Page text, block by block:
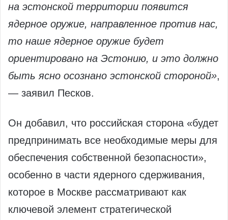
на эстонской территории появится
ядерное оружие, направленное против нас,
то наше ядерное оружие будет
ориентировано на Эстонию, и это должно
быть ясно осознано эстонской стороной»,
— заявил Песков.
Он добавил, что российская сторона «будет
предпринимать все необходимые меры для
обеспечения собственной безопасности»,
особенно в части ядерного сдерживания,
которое в Москве рассматривают как
ключевой элемент стратегической